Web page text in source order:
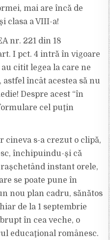
mai are încă de
clasa a VIII-a!
nr. 221 din 18
I pct. 4 intră în vigoare
citit legea la care ne
încât acestea să nu
Despre acest “în
cel puţin
cineva s-a crezut o clipă,
închipuindu-şi că
instant orele,
se poate pune în
nou plan cadru, sănătos
de la 1 septembrie
în cea veche, o
educaţional românesc.